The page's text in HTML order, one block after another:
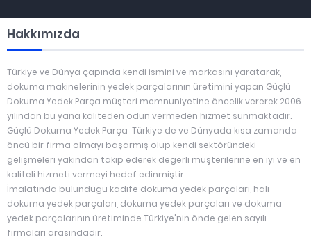
Hakkımızda
Türkiye ve Dünya çapında kendi ismini ve markasını yaratarak,
dokuma makinelerinin yedek parçalarının üretimini yapan Güçlü
Dokuma Yedek Parça müşteri memnuniyetine öncelik vererek 2006
yılından bu yana kaliteden ödün vermeden hizmet sunmaktadır.
Güçlü Dokuma Yedek Parça Türkiye de ve Dünyada kısa zamanda
öncü bir firma olmayı başarmış olup kendi sektöründeki
gelişmeleri yakından takip ederek değerli müşterilerine en iyi ve en
kaliteli hizmeti vermeyi hedef edinmiştir .
İmalatında bulunduğu kadife dokuma yedek parçaları, halı
dokuma yedek parçaları, dokuma yedek parçaları ve dokuma
yedek parçalarının üretiminde Türkiye'nin önde gelen sayılı
firmaları arasındadır.